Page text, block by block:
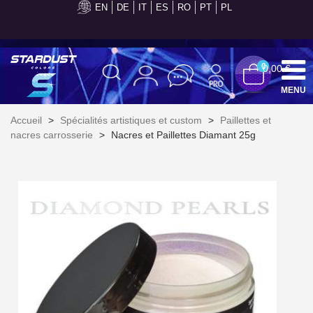
EN DE IT ES RO PT PL
Inscription à la newsletter : 5€ de réduction
Livraison sous 24 h en France Métropolitaine
Livraison offerte en France métropolitaine pour 250€ d'achats
00,00 €
MENU
Accueil > Spécialités artistiques et custom >
Paillettes et
nacres carrosserie
> Nacres et Paillettes Diamant 25g